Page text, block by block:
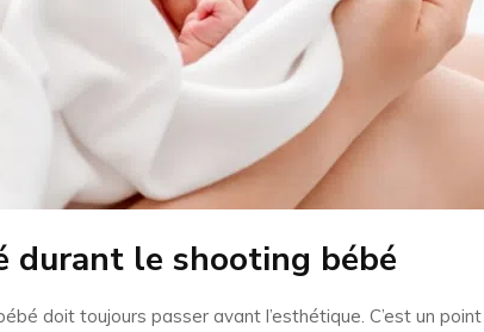
durant le shooting bébé
doit toujours passer avant l’esthétique. C’est un